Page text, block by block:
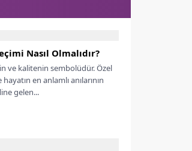
Nasıl Olmalıdır?
ve kalitenin sembolüdür. Özel
en anlamlı anılarının
gelen...